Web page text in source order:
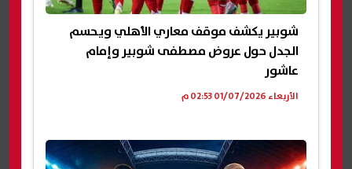
شوبير يكشف موقف معاري الأهلي ويحسم
الجدل حول عروض مصطفى شوبير وإمام
عاشور
الأربعاء 01/07/2026 02:53 م